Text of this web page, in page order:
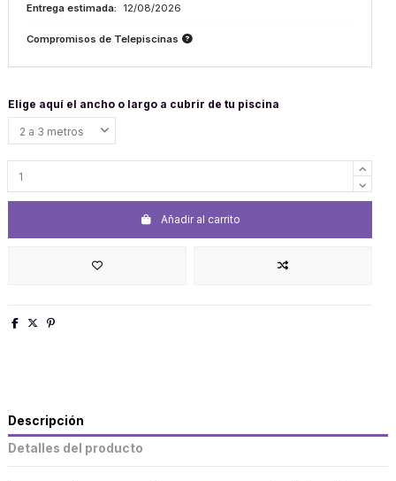
Entrega estimada:
12/08/2026
Compromisos de Telepiscinas
Elige aquí el ancho o largo a cubrir de tu piscina
Añadir al carrito
Descripción
Detalles del producto